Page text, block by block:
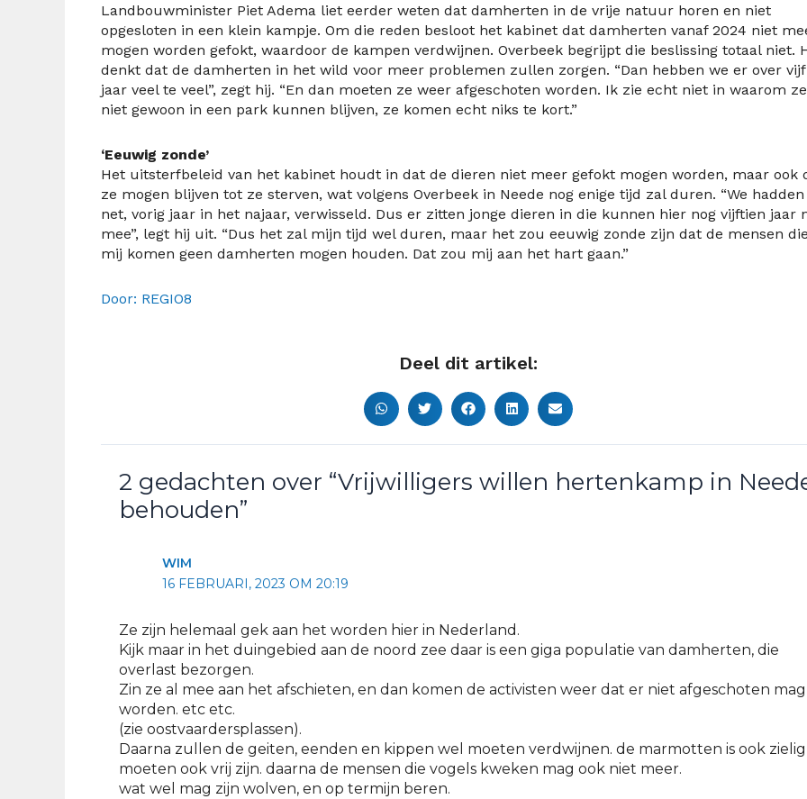
Landbouwminister Piet Adema liet eerder weten dat damherten in de vrije natuur horen en niet
opgesloten in een klein kampje. Om die reden besloot het kabinet dat damherten vanaf 2024 niet
mogen worden gefokt, waardoor de kampen verdwijnen. Overbeek begrijpt die beslissing totaal niet.
denkt dat de damherten in het wild voor meer problemen zullen zorgen. “Dan hebben we er over vijf
jaar veel te veel”, zegt hij. “En dan moeten ze weer afgeschoten worden. Ik zie echt niet in waarom ze
niet gewoon in een park kunnen blijven, ze komen echt niks te kort.”
‘Eeuwig zonde’
Het uitsterfbeleid van het kabinet houdt in dat de dieren niet meer gefokt mogen worden, maar ook
ze mogen blijven tot ze sterven, wat volgens Overbeek in Neede nog enige tijd zal duren. “We
net, vorig jaar in het najaar, verwisseld. Dus er zitten jonge dieren in die kunnen hier nog vijftien jaar
mee”, legt hij uit. “Dus het zal mijn tijd wel duren, maar het zou eeuwig zonde zijn dat de mensen
mij komen geen damherten mogen houden. Dat zou mij aan het hart gaan.”
Door: REGIO8
Deel dit artikel:
2 gedachten over “Vrijwilligers willen hertenkamp in
behouden”
WIM
16 FEBRUARI, 2023 OM 20:19
Ze zijn helemaal gek aan het worden hier in Nederland.
Kijk maar in het duingebied aan de noord zee daar is een giga populatie van damherten, die
overlast bezorgen.
Zin ze al mee aan het afschieten, en dan komen de activisten weer dat er niet afgeschoten mag
worden. etc etc.
(zie oostvaardersplassen).
Daarna zullen de geiten, eenden en kippen wel moeten verdwijnen. de marmotten is ook zielig
moeten ook vrij zijn. daarna de mensen die vogels kweken mag ook niet meer.
wat wel mag zijn wolven, en op termijn beren.